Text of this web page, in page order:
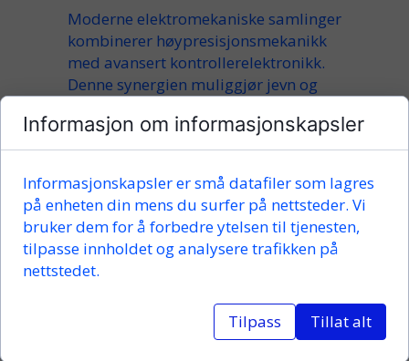
Moderne elektromekaniske samlinger
kombinerer høypresisjonsmekanikk
med avansert kontrollerelektronikk.
Denne synergien muliggjør jevn og
applikasjoner som krever
eksepsjonell presisjon. Ved å
integrere drivverk, sensorer og
kontroller leverer disse systemene
effektive, energibesparende og
intelligente produksjonsmuligheter.
Presisjonsgir – Kvalitet som
Informasjon om informasjonskapsler
Informasjonskapsler er små datafiler som lagres
på enheten din mens du surfer på nettsteder. Vi
bruker dem for å forbedre ytelsen til tjenesten,
tilpasse innholdet og analysere trafikken på
nettstedet.
Tilpass Tillat alt